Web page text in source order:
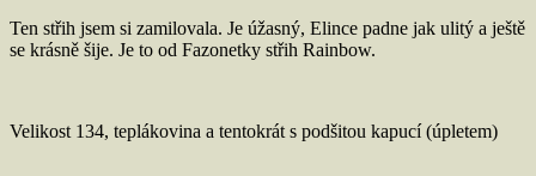
Ten střih jsem si zamilovala. Je úžasný, Elince padne jak ulitý a ještě
se krásně šije. Je to od Fazonetky střih Rainbow.
Velikost 134, teplákovina a tentokrát s podšitou kapucí (úpletem)